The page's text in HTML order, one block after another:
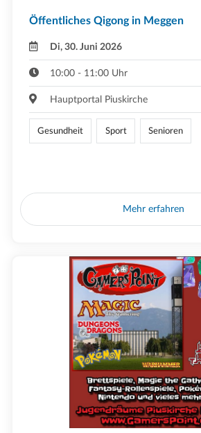
Öffentliches Qigong in Meggen
Di, 30. Juni 2026
10:00 - 11:00 Uhr
Hauptportal Piuskirche
Gesundheit Sport Senioren
Mehr erfahren